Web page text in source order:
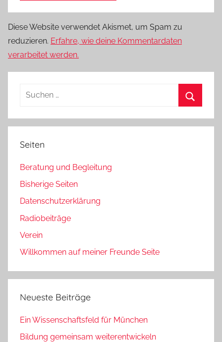
Diese Website verwendet Akismet, um Spam zu
reduzieren. Erfahre, wie deine Kommentardaten
verarbeitet werden.
Suchen
Seiten
Beratung und Begleitung
Bisherige Seiten
Datenschutzerklärung
Radiobeiträge
Verein
Willkommen auf meiner Freunde Seite
Neueste Beiträge
Ein Wissenschaftsfeld für München
Bildung gemeinsam weiterentwickeln